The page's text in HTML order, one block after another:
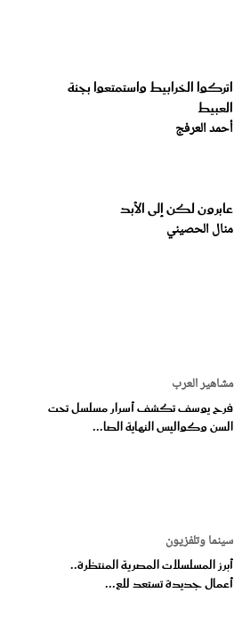
اتركوا الخرابيط واستمتعوا بجنة
العبيط
أحمد العرفج
عابرون لكن إلى الأبد
منال الحصيني
مشاهير العرب
فرح يوسف تكشف أسرار مسلسل تحت
السن وكواليس النهاية الصا...
سينما وتلفزيون
أبرز المسلسلات المصرية المنتظرة..
أعمال جديدة تستعد للع...